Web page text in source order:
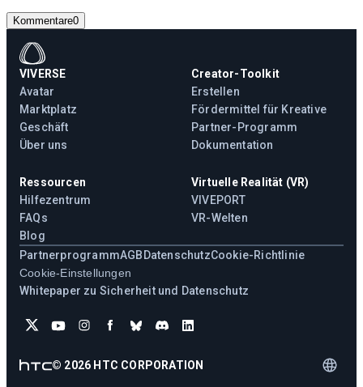
Kommentare0
VIVERSE
Avatar
Marktplatz
Geschäft
Über uns
Creator-Toolkit
Erstellen
Fördermittel für Kreative
Partner-Programm
Dokumentation
Ressourcen
Hilfezentrum
FAQs
Blog
Virtuelle Realität (VR)
VIVEPORT
VR-Welten
PartnerprogrammAGBDatenschutzCookie-Richtlinie
Cookie-Einstellungen
Whitepaper zu Sicherheit und Datenschutz
© 2026 HTC CORPORATION